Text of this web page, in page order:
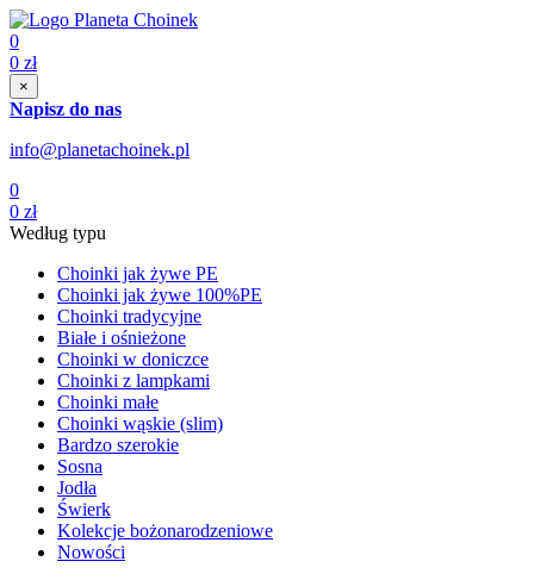
0
0 zł
×
Napisz do nas
info@planetachoinek.pl
0
0 zł
Według typu
Choinki jak żywe PE
Choinki jak żywe 100%PE
Choinki tradycyjne
Białe i ośnieżone
Choinki w doniczce
Choinki z lampkami
Choinki małe
Choinki wąskie (slim)
Bardzo szerokie
Sosna
Jodła
Świerk
Kolekcje bożonarodzeniowe
Nowości